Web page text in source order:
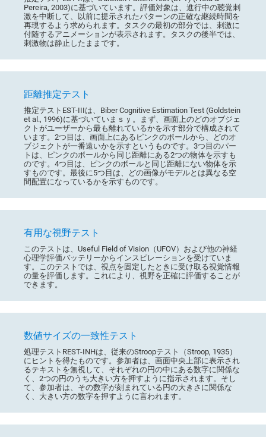
Pereira, 2003)に基づいています。評価対象は、進行中の聴覚刺
激を中断して、以前に提示されたパターンの正確な継続時間を
再現するよう求められます。タスクの最初の部分では、刺激に
付随するアニメーションが表示されます。タスクの後半では、
刺激物は静止したままです。
距離推定テスト
推定テストEST-IIIは、Biber Cognitive Estimation Test (Goldstein
et al., 1996)に基づいていまｓｙ。まず、画面上のどのオブジェ
クトがユーザーから最も離れているかを示す部分で構成されて
います。2つ目は、画面上にあるピンクのボールから、どのオ
ブジェクトが一番遠いかを示すというものです。3つ目のパー
トは、ピンクのボールから同じ距離にある2つの物体を示すも
のです。4つ目は、ピンクのボールと同じ距離にない物体を示
すものです。最後に5つ目は、どの画像がモデルとは異なる空
間配置になっているかを示すものです。
有用な視野テスト
このテストは、Useful Field of Vision（UFOV）および他の神経
心理学評価バッテリーからインスピレーションを受けていま
す。このテストでは、視点を固定したときに受け取る視覚情報
の量を評価します。これにより、視野を正確に評価することが
できます。
数値サイズの一致性テスト
処理テストREST-INHは、従来のStroopテスト（Stroop, 1935）
にヒントを得たものです。参加者は、画面中央上部に表示され
るテキストを無視して、それぞれの円の中にある数字に関係な
く、2つの円のうち大きい方を押すように指示されます。そし
て、参加者は、その数字が刻まれている円の大きさに関係な
く、大きい方の数字を押すように言われます。